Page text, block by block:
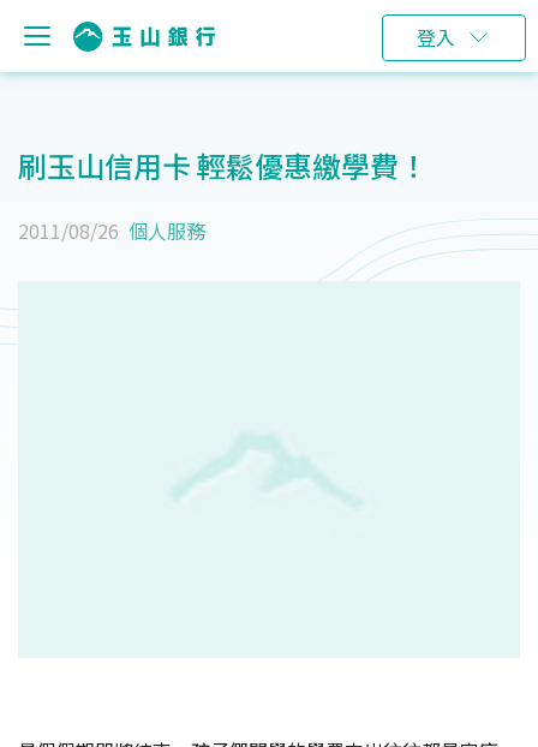
登入
刷玉山信用卡 輕鬆優惠繳學費！
2011/08/26 個人服務